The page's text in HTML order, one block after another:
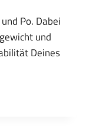
Po. Dabei
und
Deines